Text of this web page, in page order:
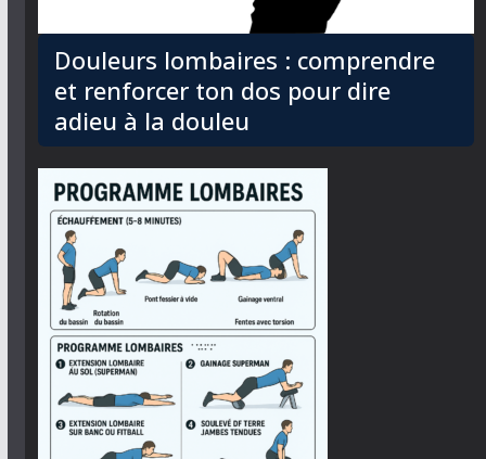
Douleurs lombaires : comprendre
et renforcer ton dos pour dire
adieu à la douleu